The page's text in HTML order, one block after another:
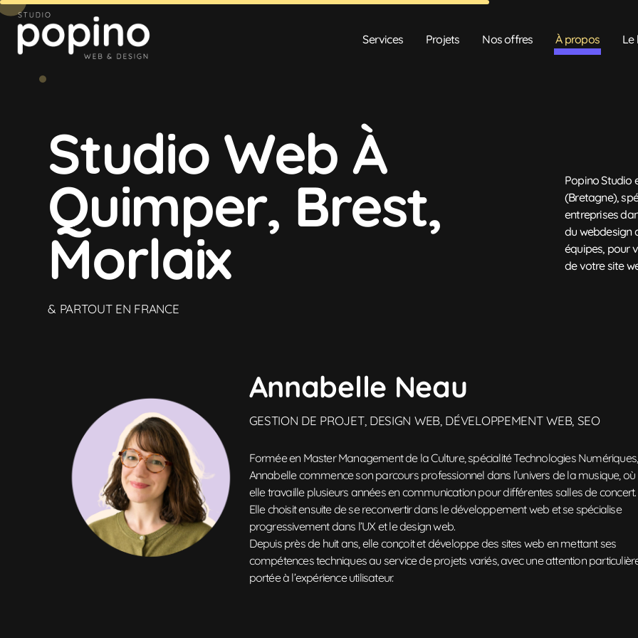
Services Projets Nos offres À propos Le
Studio Web À
Quimper, Brest,
Morlaix
& PARTOUT EN FRANCE
Popino Studio
(Bretagne),
entreprises
du webdesign
équipes, pour
de votre site
Annabelle Neau
GESTION DE PROJET, DESIGN WEB, DÉVELOPPEMENT WEB, SEO
Formée en Master Management de la Culture, spécialité Technologies Numériques,
Annabelle commence son parcours professionnel dans l’univers de la musique, où
elle travaille plusieurs années en communication pour différentes salles de concert.
Elle choisit ensuite de se reconvertir dans le développement web et se spécialise
progressivement dans l’UX et le design web.
Depuis près de huit ans, elle conçoit et développe des sites web en mettant ses
compétences techniques au service de projets variés, avec une attention
portée à l’expérience utilisateur.